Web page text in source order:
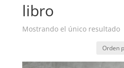
libro
Mostrando el único resultado